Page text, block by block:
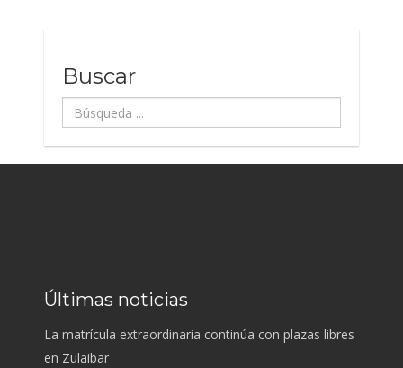
Buscar
Búsqueda
...
Últimas noticias
La matrícula extraordinaria continúa con plazas libres
en Zulaibar